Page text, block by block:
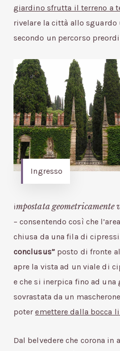
giardino sfrutta il terreno a
rivelare la città allo sguardo
secondo un percorso
Ingresso
impostata geometricamente
– consentendo così che
chiusa da una fila di
conclusus”posto di fronte
apre la vista ad un viale di
e che si inerpica fino ad
sovrastata da un
poteremettere dalla bocca
Dal belvedere che corona in